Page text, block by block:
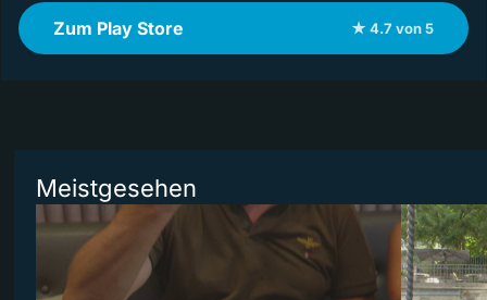
Zum Play Store ★ 4.7 von 5
Meistgesehen